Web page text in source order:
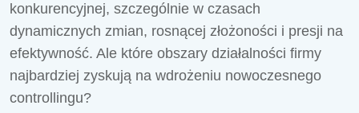
konkurencyjnej, szczególnie w czasach
dynamicznych zmian, rosnącej złożoności i presji na
efektywność. Ale które obszary działalności firmy
najbardziej zyskują na wdrożeniu nowoczesnego
controllingu?